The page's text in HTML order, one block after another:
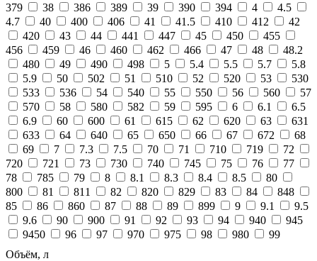
379
38 386 389 39 390 394 4
4.5
4.7
40 400 406 41 41.5 410 412
42
420
43 44 441 447 45 450
455
456
459 46 460 462 466 47 48
48.2
480
49 490 498 5 5.4 5.5 5.7
5.8
5.9
50 502 51 510 52 520 53
530
533
536 54 540 55 550 56 560
57
570
58 580 582 59 595 6 6.1
6.5
6.9
60 600 61 615 62 620 63
631
633
64 640 65 650 66 67 672
68
69
7 7.3 7.5 70 71 710 719
72
720
721 73 730 740 745 75 76
77
78
785 79 8 8.1 8.3 8.4 8.5
80
800
81 811 82 820 829 83 84
848
85
86 860 87 88 89 899 9 9.1
9.5
9.6
90 900 91 92 93 94 940
945
9450
96 97 970 975 98 980
99
Объём, л